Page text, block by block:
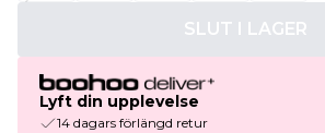
SLUT I LAGER
Lyft din upplevelse
14 dagars förlängd retur